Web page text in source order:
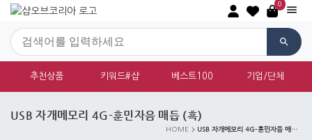
0
추천상품 키워드#샵 베스트100 기업/단체
USB 자개메모리 4G-훈민자음 매듭 (흑)
HOME USB 자개메모리 4G-훈민자음 매듭 (흑)